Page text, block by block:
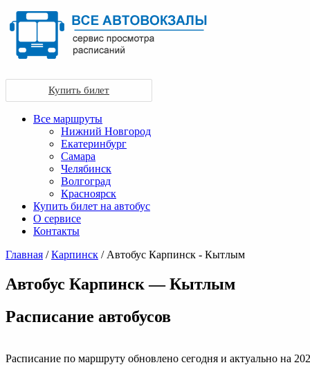
Купить билет
Все маршруты
Нижний Новгород
Екатеринбург
Самара
Челябинск
Волгоград
Красноярск
Купить билет на автобус
О сервисе
Контакты
Главная /Карпинск / Автобус Карпинск - Кытлым
Автобус Карпинск — Кытлым
Раcписание автобусов
Расписание по маршруту обновлено сегодня и актуально на